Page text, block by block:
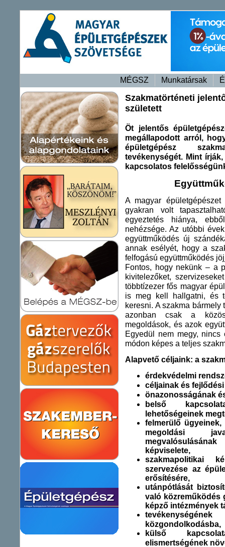
MÉGSZ Munkatársak
Szakmatörténeti
született
Öt jelentős
megállapodott arról,
épületgépész
tevékenységét. Mint
kapcsolatos
A magyar
gyakran volt
egyeztetés hiánya,
nehézsége. Az utóbbi
együttműködés új
annak esélyét, hogy a
felfogású együttműködés
Fontos, hogy nekünk – a
kivitelezőket,
többtízezer fős magyar
is meg kell hallgatni, és
keresni. A szakma
azonban csak a közös
megoldások, és azok
Egyedül nem megy,
módon képes a teljes
Alapvető céljaink: a
érdekvédelmi
céljainak és
önazonosságának
belső
lehetőségeinek
felmerülő ügyeinek,
megoldási
képviselete,
szakmapolitikai
szervezése az
erősítésére,
utánpótlását
való közreműködés
képző intézmények
közgondolkodásba,
külső
elismertségének